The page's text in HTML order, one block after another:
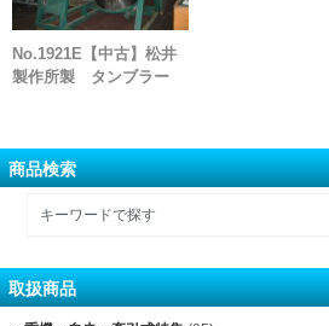
No.1921E【中古】松井
製作所製 タンブラー
商品検索
取扱商品